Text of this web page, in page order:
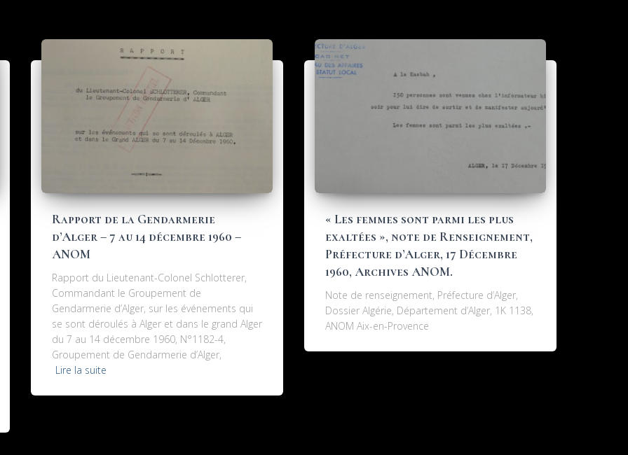
Rapport de la Gendarmerie
d’Alger – 7 au 14 décembre 1960 –
ANOM
Rapport du Lieutenant-Colonel Schlotterer,
Commandant le Groupement de
Gendarmerie d’Alger, sur les événements qui
se sont déroulés à Alger et dans le grand Alger
du 7 au 14 décembre 1960, N°1182-4,
Groupement de Gendarmerie d’Alger,
Lire la suite
« Les femmes sont parmi les plus
exaltées », note de Renseignement,
Préfecture d’Alger, 17 Décembre
1960, Archives ANOM.
Note de renseignement, Préfecture d’Alger,
Dossier Algérie, Département d’Alger, 1K 1138,
ANOM Aix-en-Provence